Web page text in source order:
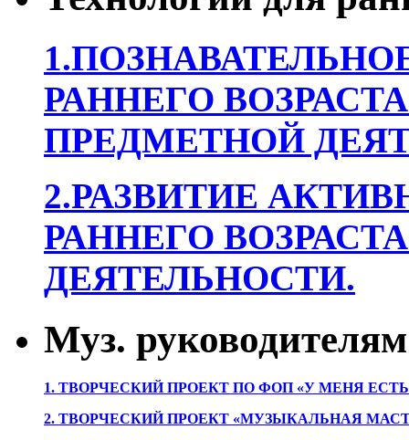
РАННЕГО
ПРЕДМЕТНОЙ
2.РАЗВИТИЕ
РАННЕГО
ДЕЯТЕЛЬНОСТИ.
Муз. руководителям
1. ТВОРЧЕСКИЙ ПРОЕКТ ПО ФОП «У МЕНЯ
2. ТВОРЧЕСКИЙ ПРОЕКТ «МУЗЫКАЛЬНАЯ